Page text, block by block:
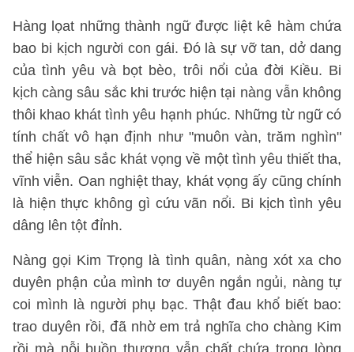
Hàng lọat những thành ngữ được liệt kê hàm chứa
bao bi kịch người con gái. Đó là sự vỡ tan, dở dang
của tình yêu và bọt bèo, trôi nổi của đời Kiều. Bi
kịch càng sâu sắc khi trước hiện tại nàng vẫn không
thôi khao khát tình yêu hạnh phúc. Những từ ngữ có
tính chất vô hạn định như "muôn vàn, trăm nghìn"
thể hiện sâu sắc khát vọng về một tình yêu thiết tha,
vĩnh viễn. Oan nghiệt thay, khát vọng ấy cũng chính
là hiện thực không gì cứu vãn nổi. Bi kịch tình yêu
dâng lên tột đỉnh.
Nàng gọi Kim Trọng là tình quân, nàng xót xa cho
duyên phận của mình tơ duyên ngắn ngủi, nàng tự
coi mình là người phụ bạc. Thật đau khổ biết bao:
trao duyên rồi, đã nhờ em trả nghĩa cho chàng Kim
rồi mà nỗi buồn thương vẫn chất chứa trong lòng